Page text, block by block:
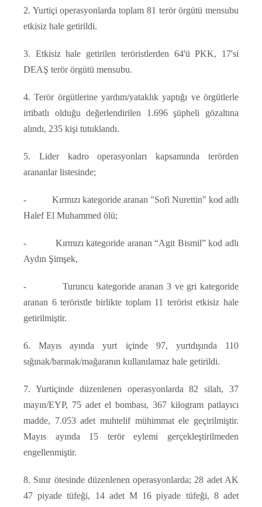
2. Yurtiçi operasyonlarda toplam 81 terör örgütü mensubu
etkisiz hale getirildi.
3. Etkisiz hale getirilen teröristlerden 64'ü PKK, 17'si
DEAŞ terör örgütü mensubu.
4. Terör örgütlerine yardım/yataklık yaptığı ve örgütlerle
irtibatlı olduğu değerlendirilen 1.696 şüpheli gözaltına
alındı, 235 kişi tutuklandı.
5. Lider kadro operasyonları kapsamında terörden
arananlar listesinde;
- Kırmızı kategoride aranan "Sofi Nurettin" kod adlı
Halef El Muhammed ölü;
- Kırmızı kategoride aranan “Agit Bismil” kod adlı
Aydın Şimşek,
- Turuncu kategoride aranan 3 ve gri kategoride
aranan 6 teröristle birlikte toplam 11 terörist etkisiz hale
getirilmiştir.
6. Mayıs ayında yurt içinde 97, yurtdışında 110
sığınak/barınak/mağaranın kullanılamaz hale getirildi.
7. Yurtiçinde düzenlenen operasyonlarda 82 silah, 37
mayın/EYP, 75 adet el bombası, 367 kilogram patlayıcı
madde, 7.053 adet muhtelif mühimmat ele geçirilmiştir.
Mayıs ayında 15 terör eylemi gerçekleştirilmeden
engellenmiştir.
8. Sınır ötesinde düzenlenen operasyonlarda; 28 adet AK
47 piyade tüfeği, 14 adet M 16 piyade tüfeği, 8 adet